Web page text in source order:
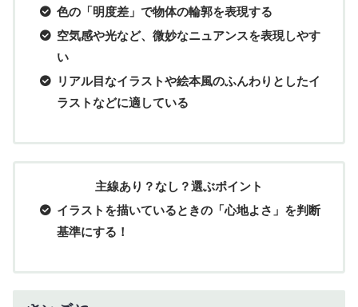
色の「明度差」で物体の輪郭を表現する
空気感や光など、微妙なニュアンスを表現しやす
い
リアル目なイラストや絵本風のふんわりとしたイ
ラストなどに適している
主線あり？なし？選ぶポイント
イラストを描いているときの「心地よさ」を判断
基準にする！